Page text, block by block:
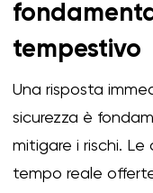
tempestivo
Una risposta
sicurezza è
mitigare i rischi.
tempo reale